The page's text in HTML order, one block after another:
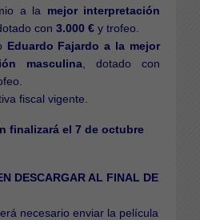
a la mejor interpretación
con 3.000 € y trofeo.
Eduardo Fajardo a la mejor
masculina , dotado con
fiscal vigente.
finalizará el 7 de octubre
DESCARGAR AL FINAL DE
necesario enviar la película